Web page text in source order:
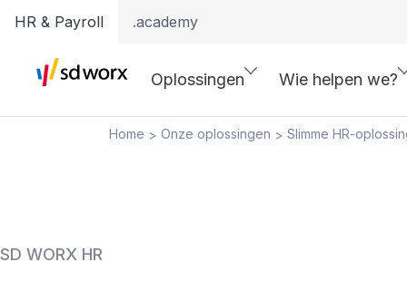
HR & Payroll .academy
Oplossingen Wie helpen we?
Home > Onze oplossingen > Slimme HR-
SD WORX HR